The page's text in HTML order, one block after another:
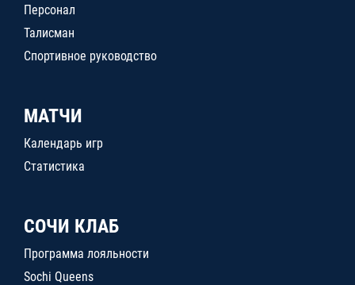
Персонал
Талисман
Спортивное руководство
МАТЧИ
Календарь игр
Статистика
СОЧИ КЛАБ
Программа лояльности
Sochi Queens